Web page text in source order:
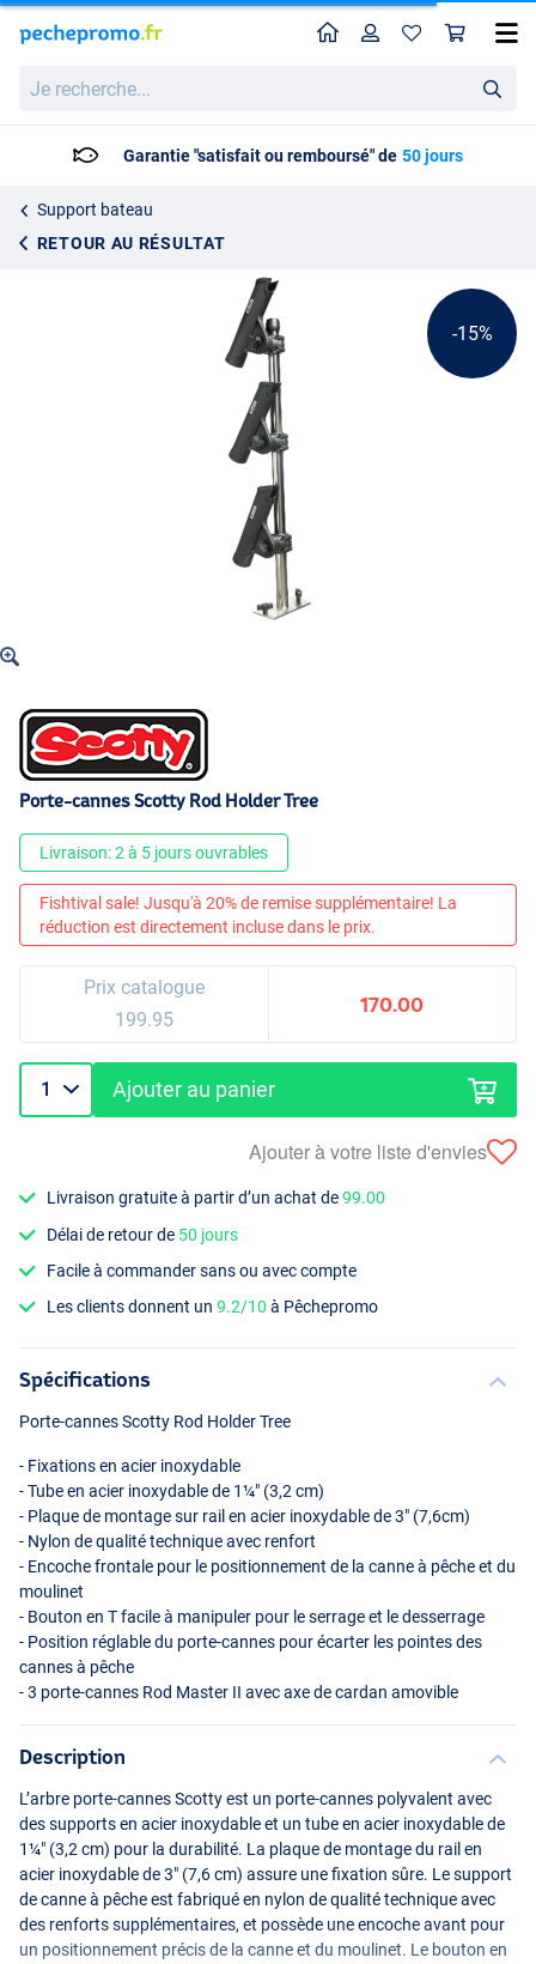
recherche...
HomeProfil
Garantie "satisfait ou remboursé" de 50 jours
Support bateau
RETOUR AU RÉSULTAT
Porte-cannes Scotty Rod Holder Tree
-15%
Porte-cannes Scotty Rod Holder Tree
Livraison: 2 à 5 jours ouvrables
Fishtival sale! Jusqu'à 20% de remise supplémentaire! La
réduction est directement incluse dans le prix.
Prix catalogue
199.95
170.00
Ajouter au panier
Ajouter à votre liste d'envies
Livraison gratuite à partir d’un achat de99.00
Délai de retour de 50 jours
Facile à commander sans ou avec compte
Les clients donnent un9.2/10 à Pêchepromo
Spécifications
Porte-cannes Scotty Rod Holder Tree
- Fixations en acier inoxydable
- Tube en acier inoxydable de 1¼″ (3,2 cm)
- Plaque de montage sur rail en acier inoxydable de 3″ (7,6cm)
- Nylon de qualité technique avec renfort
- Encoche frontale pour le positionnement de la canne à pêche et du
moulinet
- Bouton en T facile à manipuler pour le serrage et le desserrage
- Position réglable du porte-cannes pour écarter les pointes des
cannes à pêche
- 3 porte-cannes Rod Master II avec axe de cardan amovible
Description
L’arbre porte-cannes Scotty est un porte-cannes polyvalent avec
des supports en acier inoxydable et un tube en acier inoxydable de
1¼″ (3,2 cm) pour la durabilité. La plaque de montage du rail en
acier inoxydable de 3″ (7,6 cm) assure une fixation sûre. Le support
de canne à pêche est fabriqué en nylon de qualité technique avec
des renforts supplémentaires, et possède une encoche avant pour
un positionnement précis de la canne et du moulinet. Le bouton en